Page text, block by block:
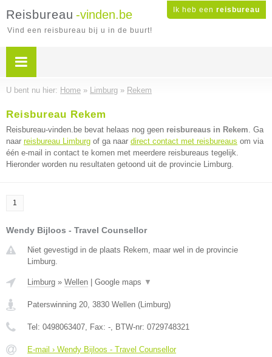
Ik heb een reisbureau
Reisbureau -vinden.be
Vind een reisbureau bij u in de buurt!
U bent nu hier: Home » Limburg » Rekem
Reisbureau Rekem
Reisbureau-vinden.be bevat helaas nog geen reisbureaus in Rekem. Ga
naar reisbureau Limburg of ga naar direct contact met reisbureaus om via
één e-mail in contact te komen met meerdere reisbureaus tegelijk.
Hieronder worden nu resultaten getoond uit de provincie Limburg.
1
Wendy Bijloos - Travel Counsellor
Niet gevestigd in de plaats Rekem, maar wel in de provincie
Limburg.
Limburg » Wellen Google maps ▼
Paterswinning 20, 3830 Wellen (Limburg)
Tel: 0498063407, Fax: -, BTW-nr: 0729748321
E-mail › Wendy Bijloos - Travel Counsellor